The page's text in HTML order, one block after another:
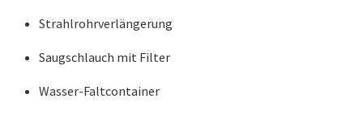
Strahlrohrverlängerung
Saugschlauch mit Filter
Wasser-Faltcontainer